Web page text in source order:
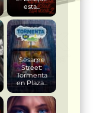
esta...
Sesame
Street:
Tormenta
en Plaza...